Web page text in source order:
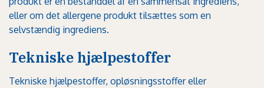
eller om det allergene produkt tilsættes som en
selvstændig ingrediens.
Tekniske hjælpestoffer
Tekniske hjælpestoffer, opløsningsstoffer eller